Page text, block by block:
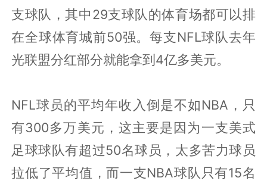
支球队，其中29支球队的体育场都可以排
在全球体育城前50强。每支NFL球队去年
光联盟分红部分就能拿到4亿多美元。
NFL球员的平均年收入倒是不如NBA，只
有300多万美元，这主要是因为一支美式
足球球队有超过50名球员，太多苦力球员
拉低了平均值，而一支NBA球队只有15名